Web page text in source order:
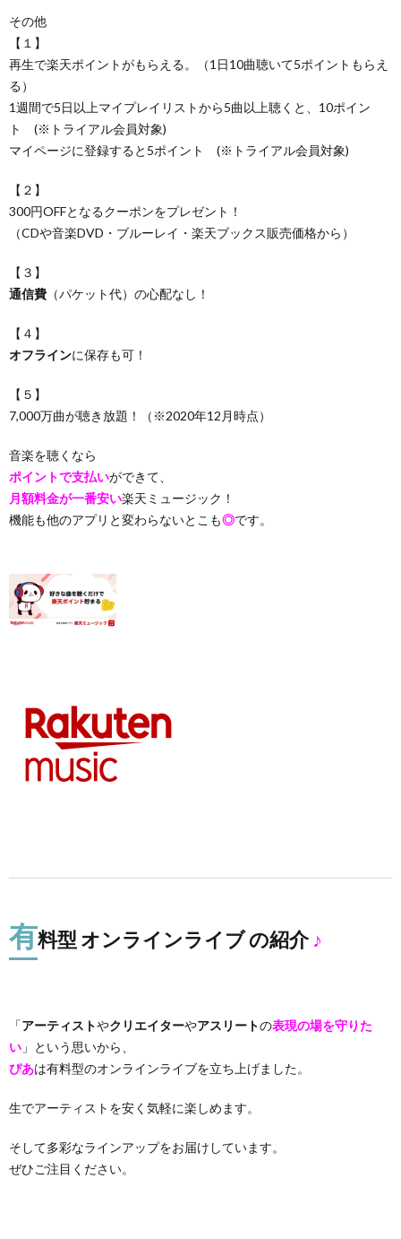
その他
【１】
再生で楽天ポイントがもらえる。（1日10曲聴いて5ポイントもらえ
る）
1週間で5日以上マイプレイリストから5曲以上聴くと、10ポイン
ト (※トライアル会員対象)
マイページに登録すると5ポイント (※トライアル会員対象)
【２】
300円OFFとなるクーポンをプレゼント！
（CDや音楽DVD・ブルーレイ・楽天ブックス販売価格から）
【３】
通信費 （パケット代）の心配なし！
【４】
オフラインに保存も可！
【５】
7,000万曲が聴き放題！（※2020年12月時点）
音楽を聴くなら
ポイントで支払いができて、
月額料金が一番安い楽天ミュージック！
機能も他のアプリと変わらないとこも◎です。
有料型 オンラインライブ の紹介♪
「アーティストやクリエイターやアスリートの表現の場を守りた
い 」という思いから、
ぴあは有料型のオンラインライブを立ち上げました。
生でアーティストを安く気軽に楽しめます。
そして多彩なラインアップをお届けしています。
ぜひご注目ください。